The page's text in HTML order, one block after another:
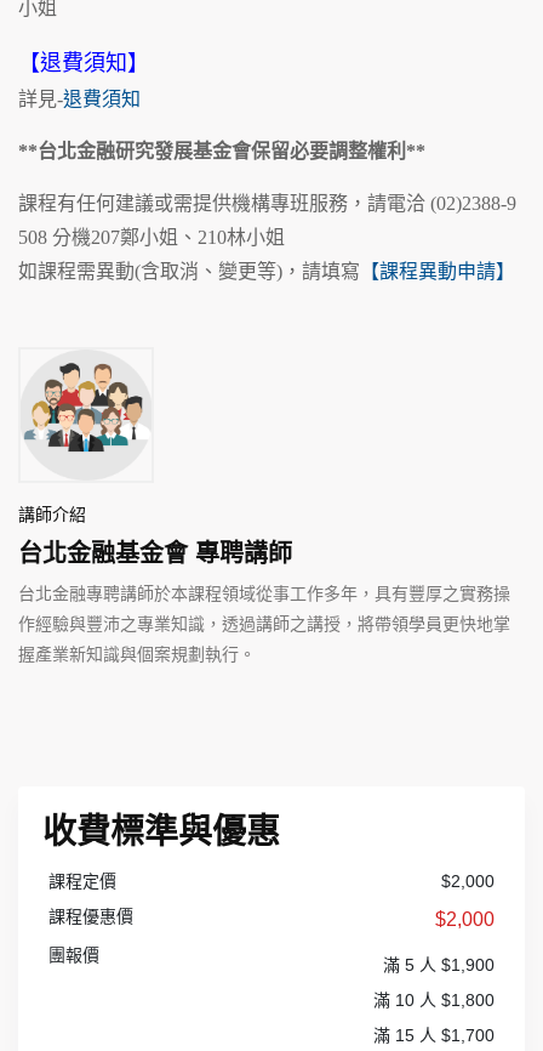
小姐
【退費須知】
詳見-退費須知
**台北金融研究發展基金會保留必要調整權利**
課程有任何建議或需提供機構專班服務，請電洽 (02)2388-9
508 分機207鄭小姐、210林小姐
如課程需異動(含取消、變更等)，請填寫 【課程異動申請】
講師介紹
台北金融基金會 專聘講師
台北金融專聘講師於本課程領域從事工作多年，具有豐厚之實務操
作經驗與豐沛之專業知識，透過講師之講授，將帶領學員更快地掌
握產業新知識與個案規劃執行。
收費標準與優惠
課程定價
$2,000
課程優惠價
$2,000
團報價
滿 5 人 $1,900
滿 10 人 $1,800
滿 15 人 $1,700